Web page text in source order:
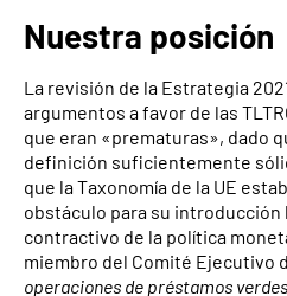
Nuestra posición
La revisión de la Estrategia
argumentos a favor de las
que eran «prematuras», dado
definición suficientemente
que la Taxonomía de la UE
obstáculo para su introducción
contractivo de la política
miembro del Comité Ejecutivo
operaciones de préstamos